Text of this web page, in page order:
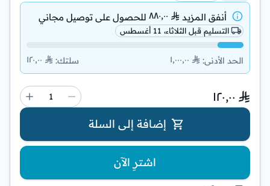
أنفق المزيد ٨٨٠٫٠٠ للحصول على توصيل مجاني
التسليم قبل الثلاثاء، 11 أغسطس
الحد الأدنى: ١٬٠٠٠٫٠٠ سلتك: ١٢٠٫٠٠
١٢٠٫٠٠
إضافة إلى السلة
اشترِ الآن